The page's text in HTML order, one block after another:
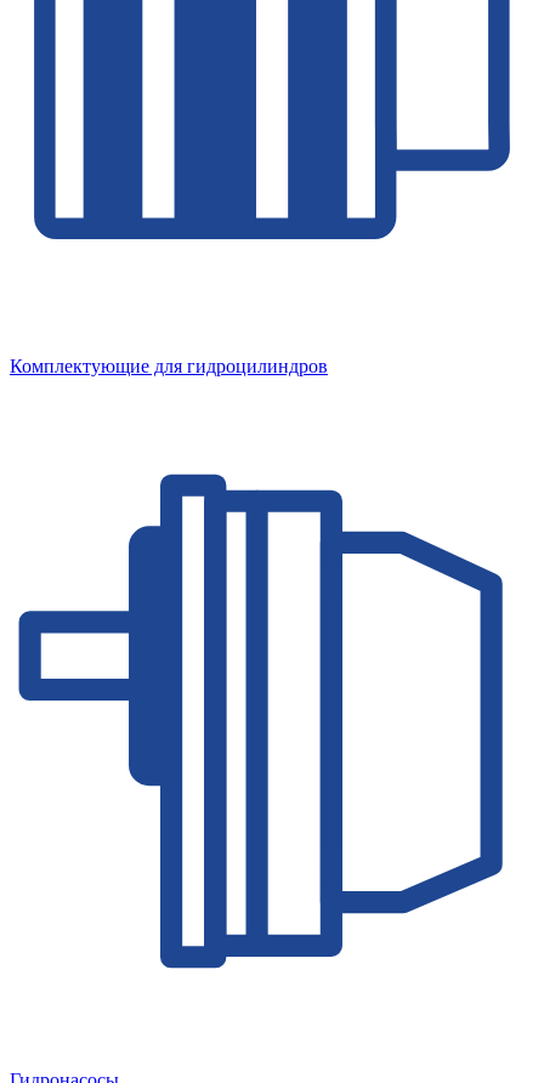
Комплектующие для гидроцилиндров